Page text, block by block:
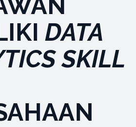
DATA
SKILL